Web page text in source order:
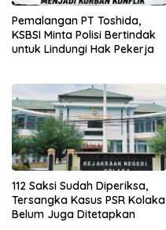
Pemalangan PT Toshida,
KSBSI Minta Polisi Bertindak
untuk Lindungi Hak Pekerja
112 Saksi Sudah Diperiksa,
Tersangka Kasus PSR Kolaka
Belum Juga Ditetapkan